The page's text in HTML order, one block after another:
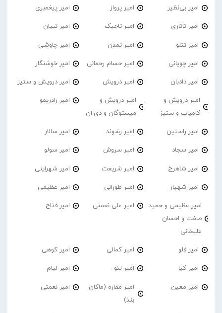
امیر بی‌نظیر امیر پرواز امیر پیغمبری
امیر تاتاری امیر تاجیک امیر تبیان
امیر تتلو امیر تمدن امیر چاوشی
امیر چوپانی امیر حسام رحمانی امیر خوشنگار
امیر دادبان امیر درویش امیر درویش و ستیز
امیر درویش و
کامیاب و ستیز
امیر درویش و
میستوگان و دی.ان
امیر رادریمو
امیر راستین امیر رشوند امیر سالار
امیر سجاد امیر سروش امیر سولو
امیر شاهرخ امیر شریعت امیر شهراینی
امیر شهیار امیر طورانی امیر عظیمی
امیر عظیمی و حمید
صفت و احسان
علیخانی
امیر علی نعمتی امیر فتاح
امیر فِلو امیر کمالی امیر کوهی
امیر کیا امیر لئو امیر لیام
امیر معین
امیر مقاره (ماکان
بند)
امیر نعمتی